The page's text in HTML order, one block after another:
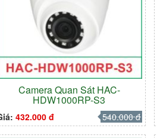
Camera Quan Sát HAC-
HDW1000RP-S3
432.000 đ 540.000 đ